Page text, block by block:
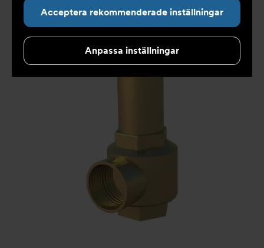
Acceptera rekommenderade inställningar
Anpassa inställningar